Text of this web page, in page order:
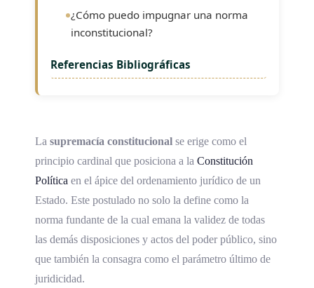
¿Cómo puedo impugnar una norma
inconstitucional?
Referencias Bibliográficas
La supremacía constitucional se erige como el
principio cardinal que posiciona a la Constitución
Política en el ápice del ordenamiento jurídico de un
Estado. Este postulado no solo la define como la
norma fundante de la cual emana la validez de todas
las demás disposiciones y actos del poder público, sino
que también la consagra como el parámetro último de
juridicidad.